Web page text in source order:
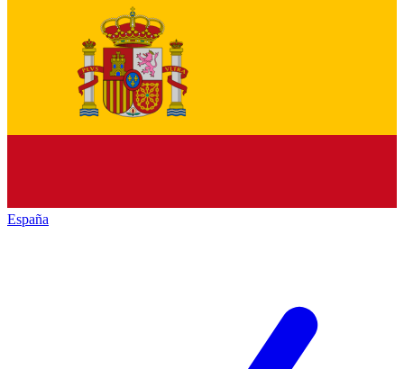
España